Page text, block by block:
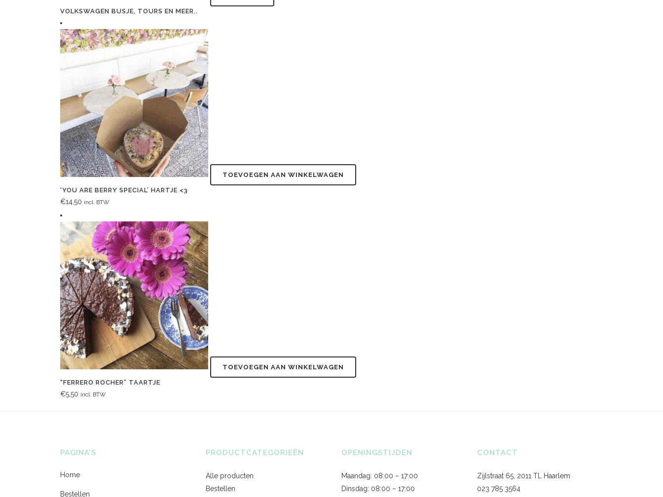
VOLKSWAGEN BUSJE, TOURS EN MEER..
TOEVOEGEN AAN WINKELWAGEN
‘YOU ARE BERRY SPECIAL’ HARTJE <3
€14,50 incl. BTW
TOEVOEGEN AAN WINKELWAGEN
“FERRERO ROCHER” TAARTJE
€5,50 incl. BTW
PAGINA’S
Home
Bestellen
PRODUCTCATEGORIEËN
Alle producten
Bestellen
OPENINGSTIJDEN
Maandag: 08:00 – 17:00
Dinsdag: 08:00 – 17:00
CONTACT
Zijlstraat 65, 2011 TL Haarlem
023 785 3564